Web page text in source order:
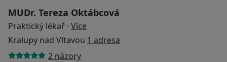
MUDr. Tereza Oktábcová
Praktický lékař · Více
Kralupy nad Vltavou 1 adresa
2 názory